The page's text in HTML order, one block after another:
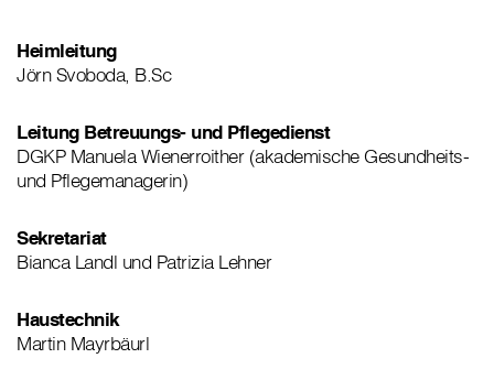
Heimleitung
Jörn Svoboda, B.Sc
Leitung Betreuungs- und Pflegedienst
DGKP Manuela Wienerroither (akademische Gesundheits-
und Pflegemanagerin)
Sekretariat
Bianca Landl und Patrizia Lehner
Haustechnik
Martin Mayrbäurl